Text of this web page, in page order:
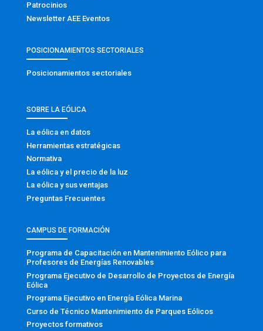
Patrocinios
Newsletter AEE Eventos
POSICIONAMIENTOS SECTORIALES
Posicionamientos sectoriales
SOBRE LA EÓLICA
La eólica en datos
Herramientas estratégicas
Normativa
La eólica y el precio de la luz
La eólica y sus ventajas
Preguntas Frecuentes
CAMPUS DE FORMACIÓN
Programa de Capacitación en Mantenimiento Eólico para
Profesores de Energías Renovables
Programa Ejecutivo de Desarrollo de Proyectos de Energía
Eólica
Programa Ejecutivo en Energía Eólica Marina
Curso de Técnico Mantenimiento de Parques Eólicos
Proyectos formativos